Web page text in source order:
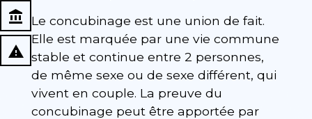
account_balance
report_problem
Le concubinage est une union de fait.
Elle est marquée par une vie commune
stable et continue entre 2 personnes,
de même sexe ou de sexe différent, qui
vivent en couple. La preuve du
concubinage peut être apportée par